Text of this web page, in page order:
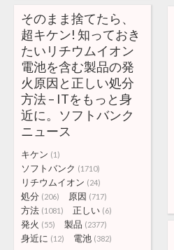
そのまま捨てたら、
超キケン! 知っておき
たいリチウムイオン
電池を含む製品の発
火原因と正しい処分
方法 – ITをもっと身
近に。ソフトバンク
ニュース
キケン (1)
ソフトバンク (1710)
リチウムイオン (24)
処分 (206) 原因 (717)
方法 (1081) 正しい (6)
発火 (55) 製品 (2377)
身近に (12) 電池 (382)